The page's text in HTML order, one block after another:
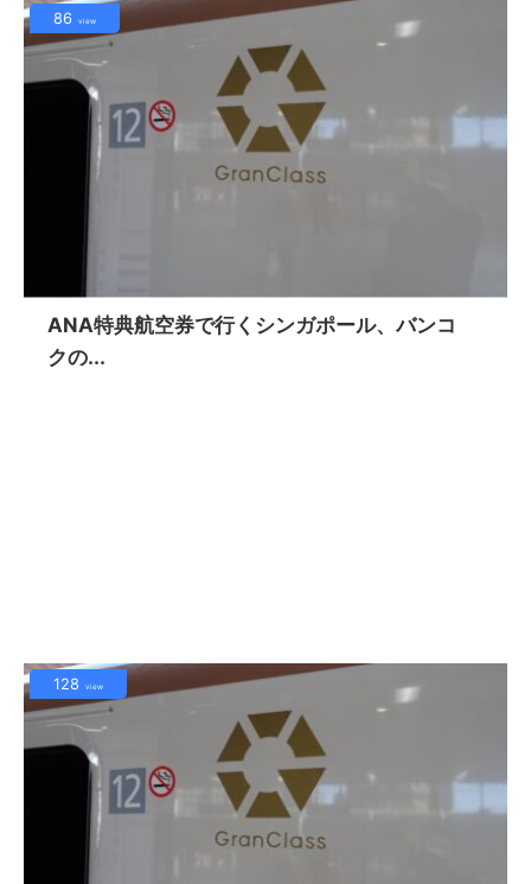
86 view
ANA特典航空券で行くシンガポール、バンコ
クの...
128 view